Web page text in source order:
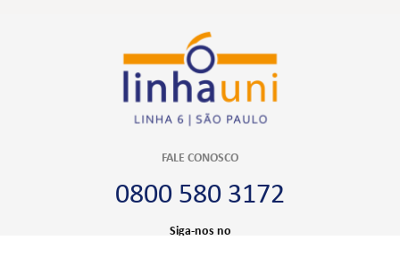
FALE CONOSCO
0800 580 3172
Siga-nos no